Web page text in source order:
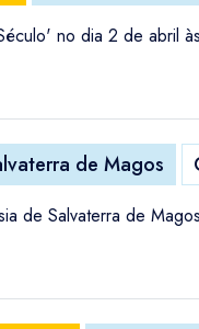
no dia 2 de abril
de Magos
de Salvaterra de